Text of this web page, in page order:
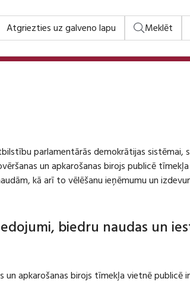
Atgriezties uz galveno lapu Meklēt
parlamentārās demokrātijas sistēmai,
un apkarošanas birojs publicē
kā arī to vēlēšanu ieņēmumu un
biedru naudas un
un apkarošanas birojs tīmekļa vietnē publicē